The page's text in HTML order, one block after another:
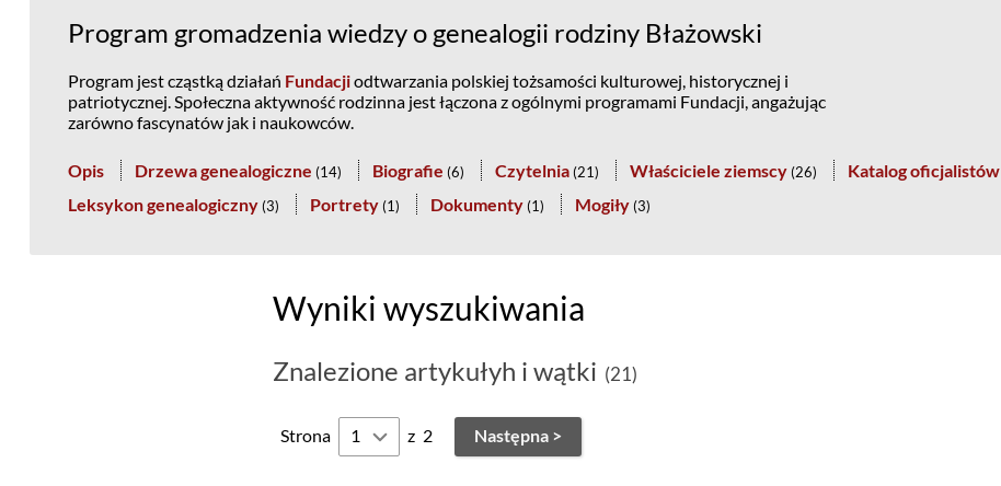
Program gromadzenia wiedzy o genealogii rodziny Błażowski
Program jest cząstką działań Fundacjiodtwarzania polskiej tożsamości kulturowej, historycznej i
patriotycznej. Społeczna aktywność rodzinna jest łączona z ogólnymi programami Fundacji, angażując
zarówno fascynatów jak i naukowców.
Opis Drzewa genealogiczne (14) Biografie (6) Czytelnia (21) Właściciele ziemscy (26) Katalog oficjalistów
Leksykon genealogiczny (3) Portrety (1) Dokumenty (1) Mogiły (3)
Wyniki wyszukiwania
Znalezione artykułyh i wątki (21)
Strona z 2 Następna >